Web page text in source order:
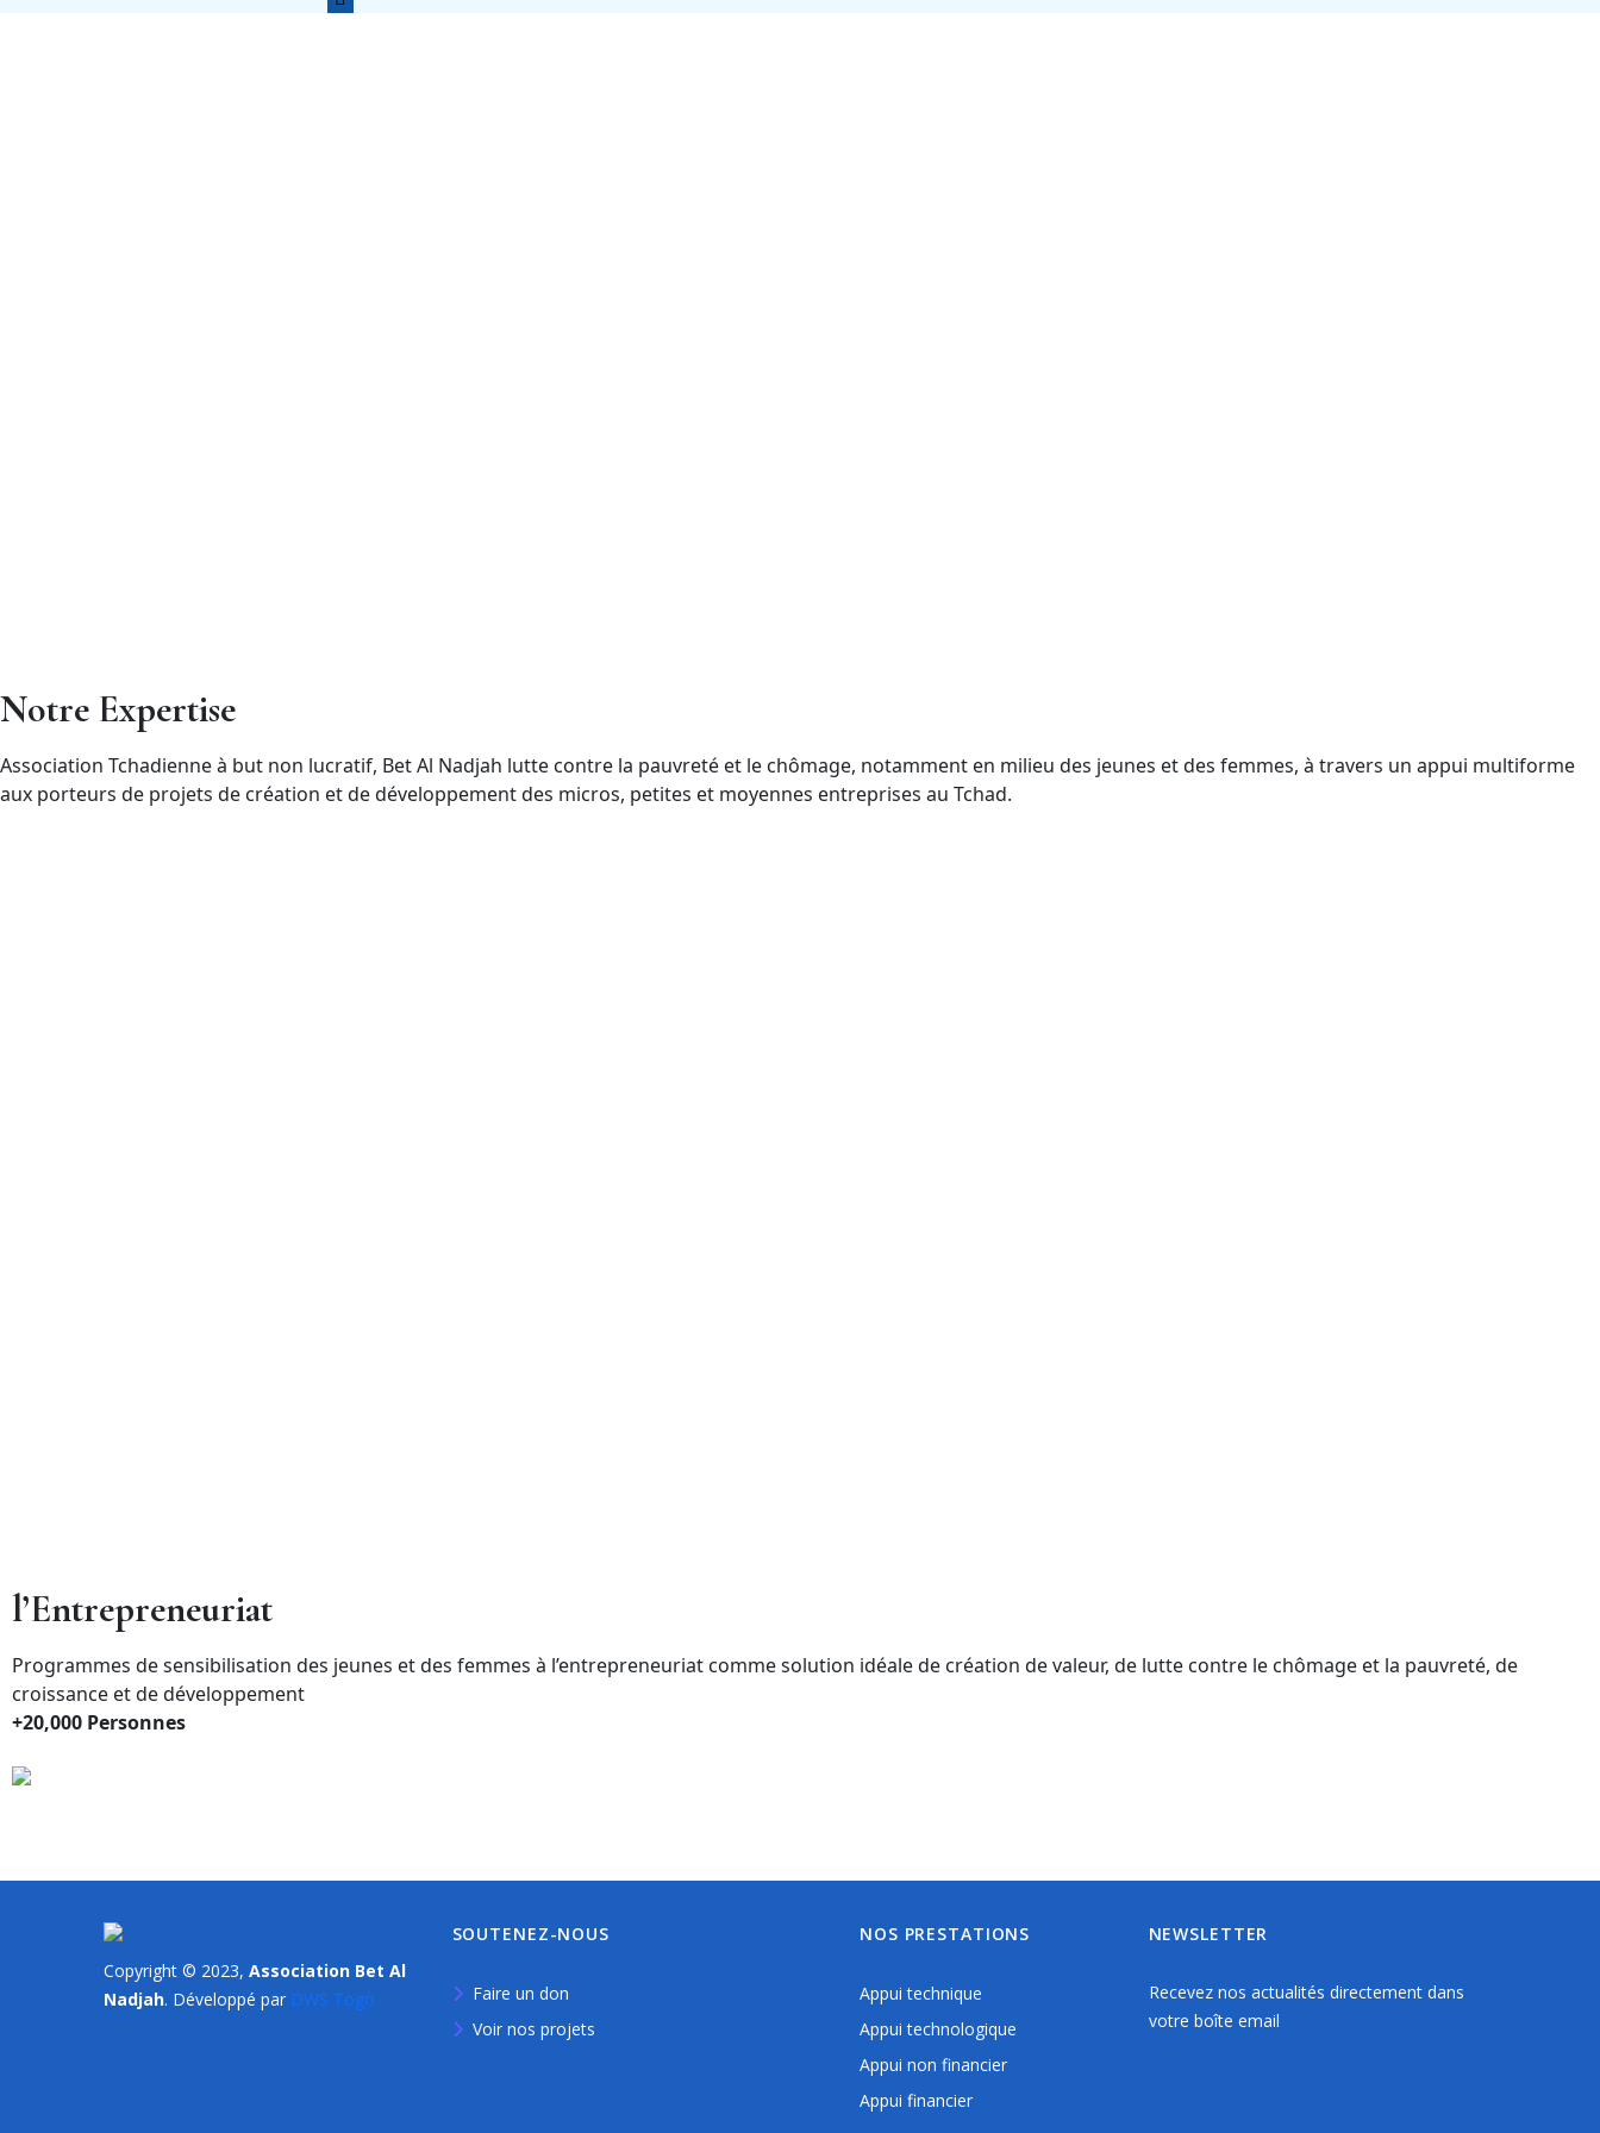
Notre Expertise
Association Tchadienne à but non lucratif, Bet Al Nadjah lutte contre la pauvreté et le chômage, notamment en milieu des jeunes et des femmes, à travers un appui multiforme
aux porteurs de projets de création et de développement des micros, petites et moyennes entreprises au Tchad.
l’Entrepreneuriat
Programmes de sensibilisation des jeunes et des femmes à l’entrepreneuriat comme solution idéale de création de valeur, de lutte contre le chômage et la pauvreté, de
croissance et de développement
+20,000 Personnes
Copyright © 2023, Association Bet Al
Nadjah. Développé par DWS Togo
SOUTENEZ-NOUS
Faire un don
Voir nos projets
NOS PRESTATIONS
Appui technique
Appui technologique
Appui non financier
Appui financier
NEWSLETTER
Recevez nos actualités directement dans
votre boîte email